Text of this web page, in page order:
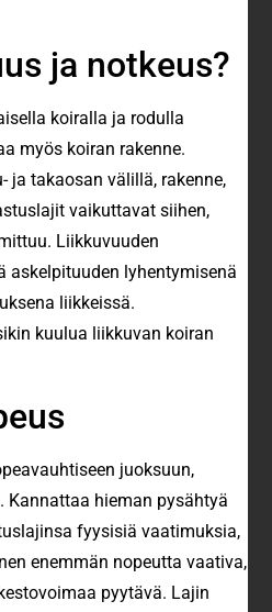
ja notkeus?
koiralla ja rodulla
myös koiran rakenne.
ja takaosan välillä, rakenne,
vaikuttavat siihen,
Liikkuvuuden
askelpituuden lyhentymisenä
liikkeissä.
kuulua liikkuvan koiran
juoksuun,
hieman pysähtyä
fyysisiä vaatimuksia,
enemmän nopeutta vaativa,
pyytävä. Lajin